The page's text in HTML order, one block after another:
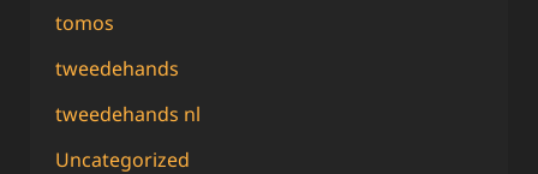
tomos
tweedehands
tweedehands nl
Uncategorized